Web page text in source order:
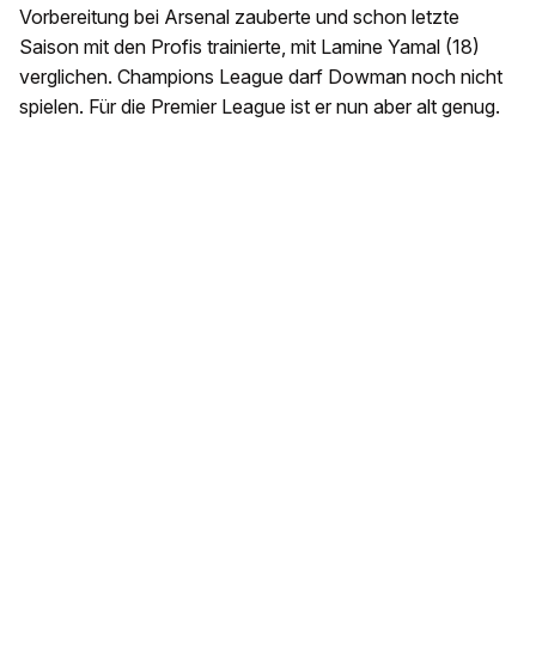
Vorbereitung bei Arsenal zauberte und schon letzte
Saison mit den Profis trainierte, mit Lamine Yamal (18)
verglichen. Champions League darf Dowman noch nicht
spielen. Für die Premier League ist er nun aber alt genug.